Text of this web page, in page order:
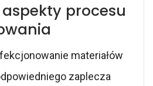
procesu
materiałów
zaplecza